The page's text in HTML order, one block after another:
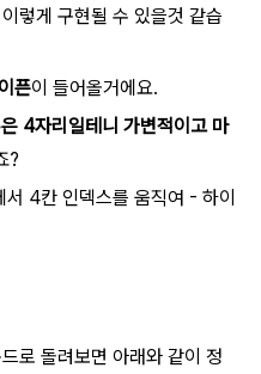
렇게 구현될 수 있을것 같습
픈이 들어올거에요.
4자리일테니 가변적이고 마
?
4칸 인덱스를 움직여 - 하이
로 돌려보면 아래와 같이 정